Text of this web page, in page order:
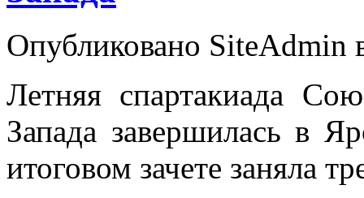
Опубликовано
Летняя спартакиада
Запада завершилась в
итоговом зачете заняла